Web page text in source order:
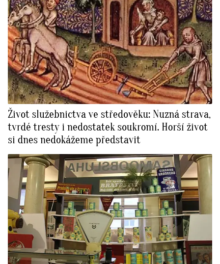
Život služebnictva ve středověku: Nuzná strava,
tvrdé tresty i nedostatek soukromí. Horší život
si dnes nedokážeme představit